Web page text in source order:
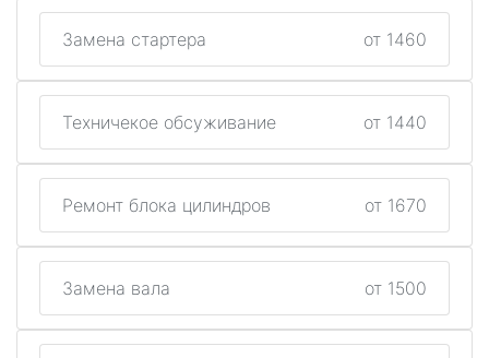
Замена стартера от 1460
Техничекое обсуживание от 1440
Ремонт блока цилиндров от 1670
Замена вала от 1500